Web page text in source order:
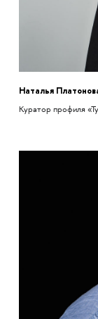
Наталья
Куратор профиля